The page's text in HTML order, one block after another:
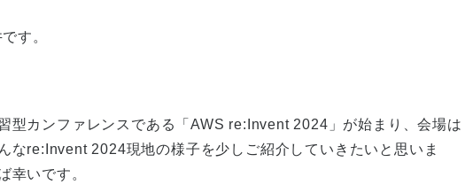
す。
型カンファレンスである「AWS re:Invent 2024」が始まり、会場は
なre:Invent 2024現地の様子を少しご紹介していきたいと思いま
幸いです。